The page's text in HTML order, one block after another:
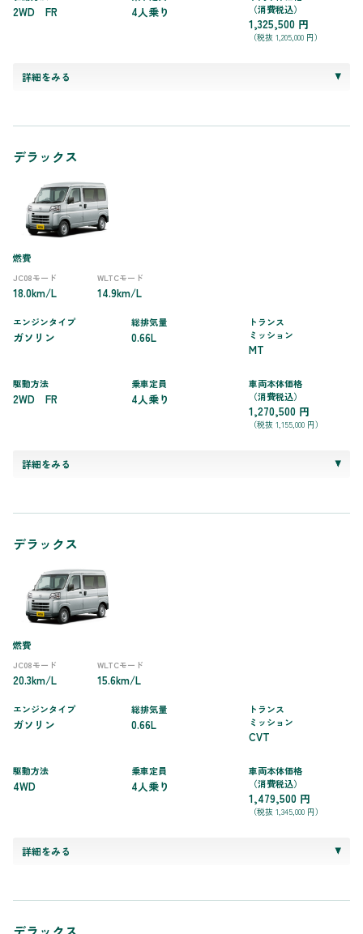
2WD FR 4人乗り
（消費税込）
1,325,500 円
（税抜 1,205,000 円）
詳細をみる
デラックス
燃費
JC08モード
18.0km/L
WLTCモード
14.9km/L
エンジンタイプ
ガソリン
総排気量
0.66L
トランス
ミッション
MT
駆動方法
2WD FR
乗車定員
4人乗り
車両本体価格
（消費税込）
1,270,500 円
（税抜 1,155,000 円）
詳細をみる
デラックス
燃費
JC08モード
20.3km/L
WLTCモード
15.6km/L
エンジンタイプ
ガソリン
総排気量
0.66L
トランス
ミッション
CVT
駆動方法
4WD
乗車定員
4人乗り
車両本体価格
（消費税込）
1,479,500 円
（税抜 1,345,000 円）
詳細をみる